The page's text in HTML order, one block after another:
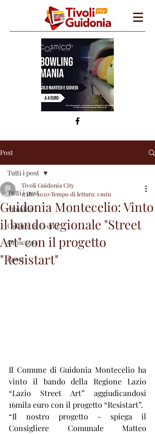
Post
Tutti i post
Attualità
Cultura & Eventi
Oroscopo
Sport
Tutti i post
Guidonia Montecelio: Vinto
il bando regionale "Street
Art" con il progetto
"Resistart"
Tivoli Guidonia City
17 dic 2020Tempo di lettura: 1 min
Il Comune di Guidonia Montecelio ha
vinto il bando della Regione Lazio
“Lazio Street Art” aggiudicandosi
16mila euro con il progetto “Resistart”.
“Il nostro progetto - spiega il
Consigliere Comunale Matteo